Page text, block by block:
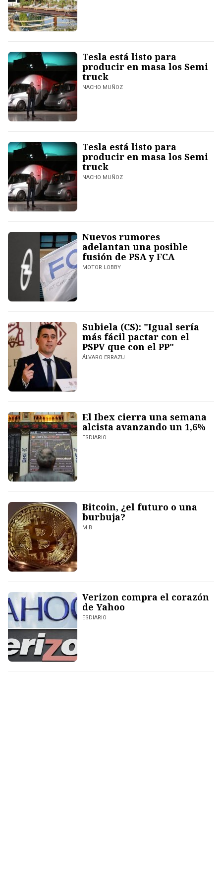
Tesla está listo para
producir en masa los Semi
truck
NACHO MUÑOZ
Tesla está listo para
producir en masa los Semi
truck
NACHO MUÑOZ
Nuevos rumores
adelantan una posible
fusión de PSA y FCA
MOTOR LOBBY
Subiela (CS): "Igual sería
más fácil pactar con el
PSPV que con el PP"
ÁLVARO ERRAZU
El Ibex cierra una semana
alcista avanzando un 1,6%
ESDIARIO
Bitcoin, ¿el futuro o una
burbuja?
M.B.
Verizon compra el corazón
de Yahoo
ESDIARIO